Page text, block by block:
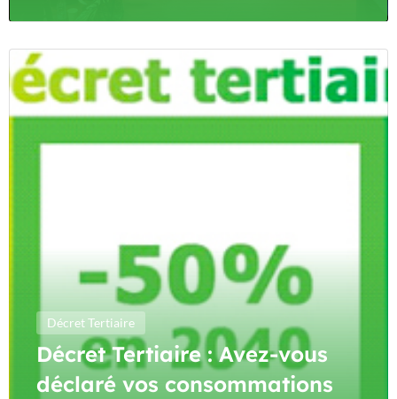
Décret Tertiaire
Décret Tertiaire : Avez-vous
déclaré vos consommations